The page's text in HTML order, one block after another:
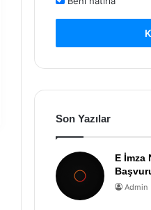
Son Yazılar
E İmza
Admin